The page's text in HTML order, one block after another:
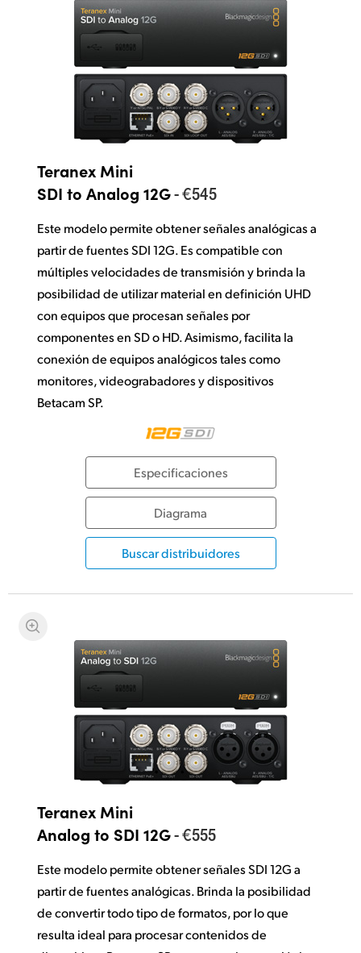
Teranex Mini
SDI to Analog 12G- €545
Este modelo permite obtener señales analógicas a
partir de fuentes SDI 12G. Es compatible con
múltiples velocidades de transmisión y brinda la
posibilidad de utilizar material en definición UHD
con equipos que procesan señales por
componentes en SD o HD. Asimismo, facilita la
conexión de equipos analógicos tales como
monitores, videograbadores y dispositivos
Betacam SP.
Especificaciones
Diagrama
Buscar distribuidores
Teranex Mini
Analog to SDI 12G- €555
Este modelo permite obtener señales SDI 12G a
partir de fuentes analógicas. Brinda la posibilidad
de convertir todo tipo de formatos, por lo que
resulta ideal para procesar contenidos de